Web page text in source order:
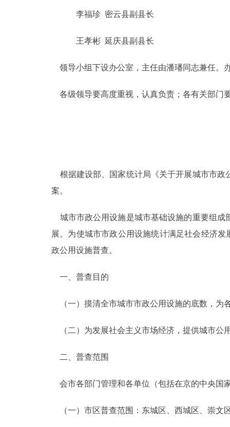
李福珍 密云县副县长
王孝彬 延庆县副县长
领导小组下设办公室，主任由潘璠同志兼任。
各级领导要高度重视，认真负责；各有关部门
根据建设部、国家统计局《关于开展城市市政
案。
城市市政公用设施是城市基础设施的重要组成
展。为使城市市政公用设施统计满足社会经济
政公用设施普查。
一、普查目的
（一）摸清全市城市市政公用设施的底数，为
（二）为发展社会主义市场经济，提供城市公
二、普查范围
会市各部门管理和各单位（包括在京的中央国
（一）市区普查范围：东城区、西城区、崇文